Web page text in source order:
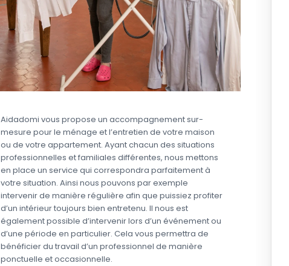
Aidadomi vous propose un accompagnement sur-
mesure pour le ménage et l’entretien de votre maison
ou de votre appartement. Ayant chacun des situations
professionnelles et familiales différentes, nous mettons
en place un service qui correspondra parfaitement à
votre situation. Ainsi nous pouvons par exemple
intervenir de manière régulière afin que puissiez profiter
d’un intérieur toujours bien entretenu. Il nous est
également possible d’intervenir lors d’un événement ou
d’une période en particulier. Cela vous permettra de
bénéficier du travail d’un professionnel de manière
ponctuelle et occasionnelle.